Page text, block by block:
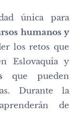
única para
humanos y
los retos que
Eslovaquia y
que pueden
Durante la
de